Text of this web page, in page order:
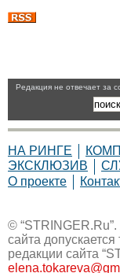
Pедакция не отвечает за
НА РИНГЕ
ЭКСКЛЮЗИВ
О проекте
©
сайта
редакции сайта